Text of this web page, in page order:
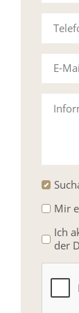
E-
Mir
Ich
der